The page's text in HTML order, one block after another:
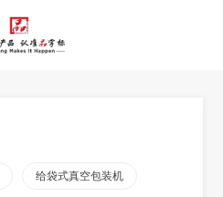
给袋式真空包装机